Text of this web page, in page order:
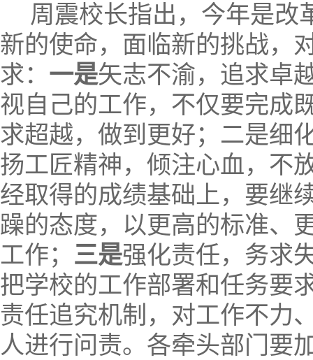
周震校长指出，今年是改
新的使命，面临新的挑战，
求： 一是矢志不渝，追求卓
视自己的工作，不仅要完成
求超越，做到更好；二是细
扬工匠精神，倾注心血，不
经取得的成绩基础上，要继
躁的态度，以更高的标准、
工作； 三是强化责任，务求
把学校的工作部署和任务要
责任追究机制，对工作不力
人进行问责。各牵头部门要